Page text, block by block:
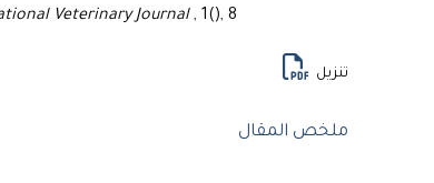
Veterinary Journal, 1(), 8
تنزيل
ملخص المقال